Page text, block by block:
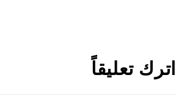
اترك تعليقاً